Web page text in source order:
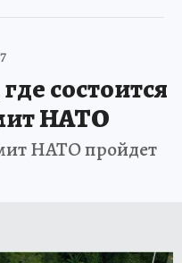
состоится
НАТО
НАТО пройдет